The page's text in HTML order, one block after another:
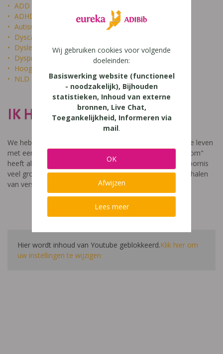
ADD
ADHD
Autisme
Dyscalculie
Dyslexie
Dyspraxie
Hoogbegaafdheid
NLD
IK HEET NIET DOM
We hebben een video gemaakt die toont hoe het is om te leven
met een leerstoornis. De film met als titel: "Ik heet niet dom"
heeft als doel aan te tonen dat de impact van een leerstoornis
veel groter is dan enkel wat je ziet in de klas. Je hoort verhalen
van verschillende leerlingen en ouders.
Hier wordt inhoud van Youtube geblokkeerd.Klik hier om
uw instellingen te wijzigen
Wij gebruiken cookies voor volgende
doeleinden:
Basiswerking website (functioneel
- noodzakelijk), Bijhouden
statistieken, Inhoud van externe
bronnen, Live Chat,
Toegankelijkheid, Informeren via
mail.
OK
Afwijzen
Lees meer